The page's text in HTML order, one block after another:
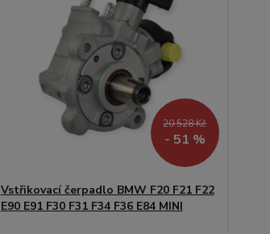
20 528 Kč
- 51 %
Vstřikovací čerpadlo BMW F20 F21 F22
E90 E91 F30 F31 F34 F36 E84 MINI